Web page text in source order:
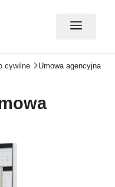
cywilne Umowa agencyjna